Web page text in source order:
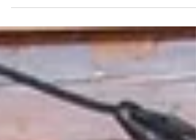
Blockflötenkurse – jetzt sogar an drei Tagen